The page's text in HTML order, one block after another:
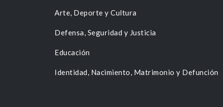
Arte, Deporte y Cultura
Defensa, Seguridad y Justicia
Educación
Identidad, Nacimiento, Matrimonio y Defunción